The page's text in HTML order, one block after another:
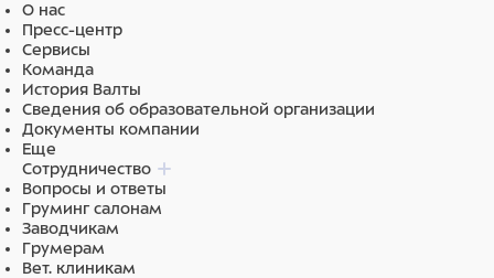
О нас
Пресс-центр
Сервисы
Команда
История Валты
Сведения об образовательной организации
Документы компании
Еще
Сотрудничество
Вопросы и ответы
Груминг салонам
Заводчикам
Грумерам
Вет. клиникам